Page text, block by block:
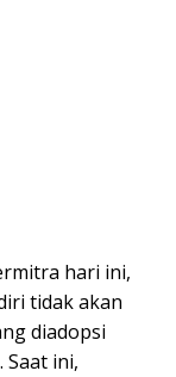
hari ini,
tidak akan
diadopsi
ini,